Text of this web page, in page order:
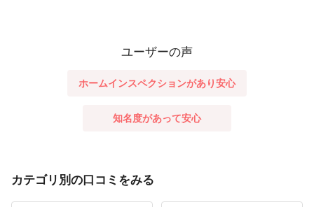
ユーザーの声
ホームインスペクションがあり安心
知名度があって安心
カテゴリ別の口コミをみる